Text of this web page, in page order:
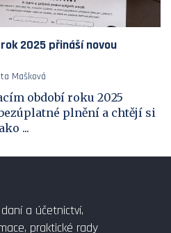
2025 přináší novou
Mašková
období roku 2025
plnění a chtějí si
...
a účetnictví,
praktické rady